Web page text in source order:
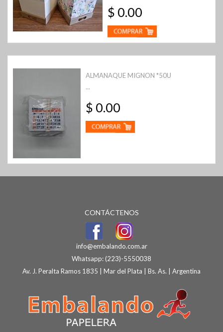
$ 0.00
ALMANAQUE MIGNON *50U
...
$ 0.00
CONTÁCTENOS
info@embalando.com.ar
Whatsapp:(223)-5550038
Av. J. Peralta Ramos 1835 | Mar del Plata | Bs. As. | Argentina